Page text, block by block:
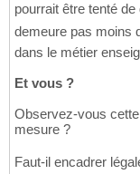
pourrait être tenté de
demeure pas moins
dans le métier
Et vous ?
Observez-vous
mesure ?
Faut-il encadrer